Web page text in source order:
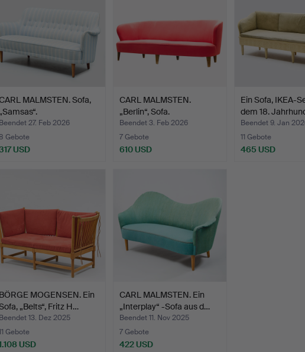
MALMSTEN. Sofa,
27. Feb 2026
Gebote
USD
CARL MALMSTEN.
„Berlin“, Sofa.
Beendet 3. Feb 2026
7 Gebote
610 USD
Ein Sofa, IKEA-
dem 18.
Beendet 9. Jan
11 Gebote
465 USD
MOGENSEN. Ein
„Belts“, Fritz H…
13. Dez 2025
Gebote
USD
CARL MALMSTEN. Ein
„Interplay“ -Sofa aus d…
Beendet 11. Nov 2025
7 Gebote
422 USD